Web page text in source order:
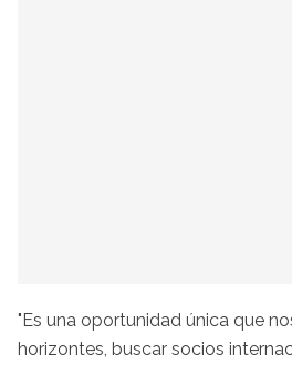
"Es una oportunidad única que
horizontes, buscar socios